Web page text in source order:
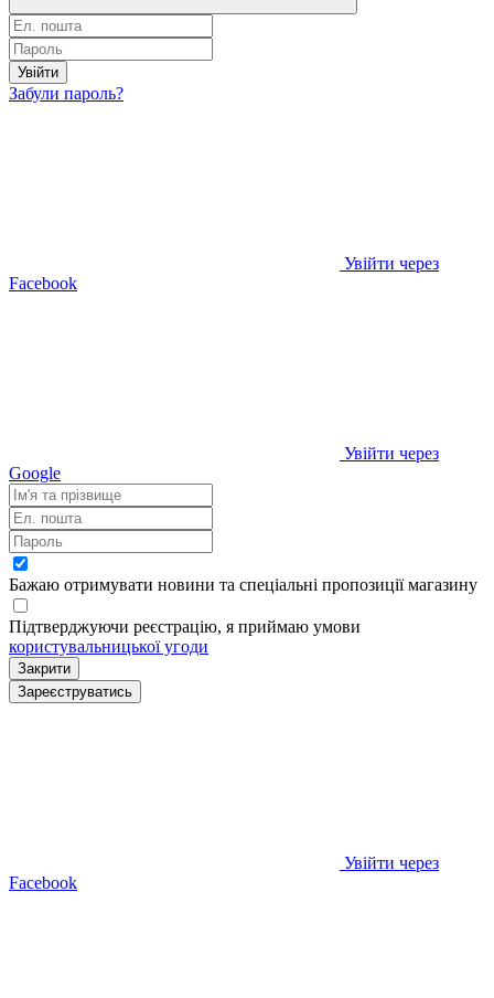
Увійти
Забули пароль?
Увійти через
Facebook
Увійти через
Google
Бажаю отримувати новини та спеціальні пропозиціїмагазину
Підтверджуючи реєстрацію, я приймаю умови
користувальницької угоди
Закрити
Зареєструватись
Увійти через
Facebook